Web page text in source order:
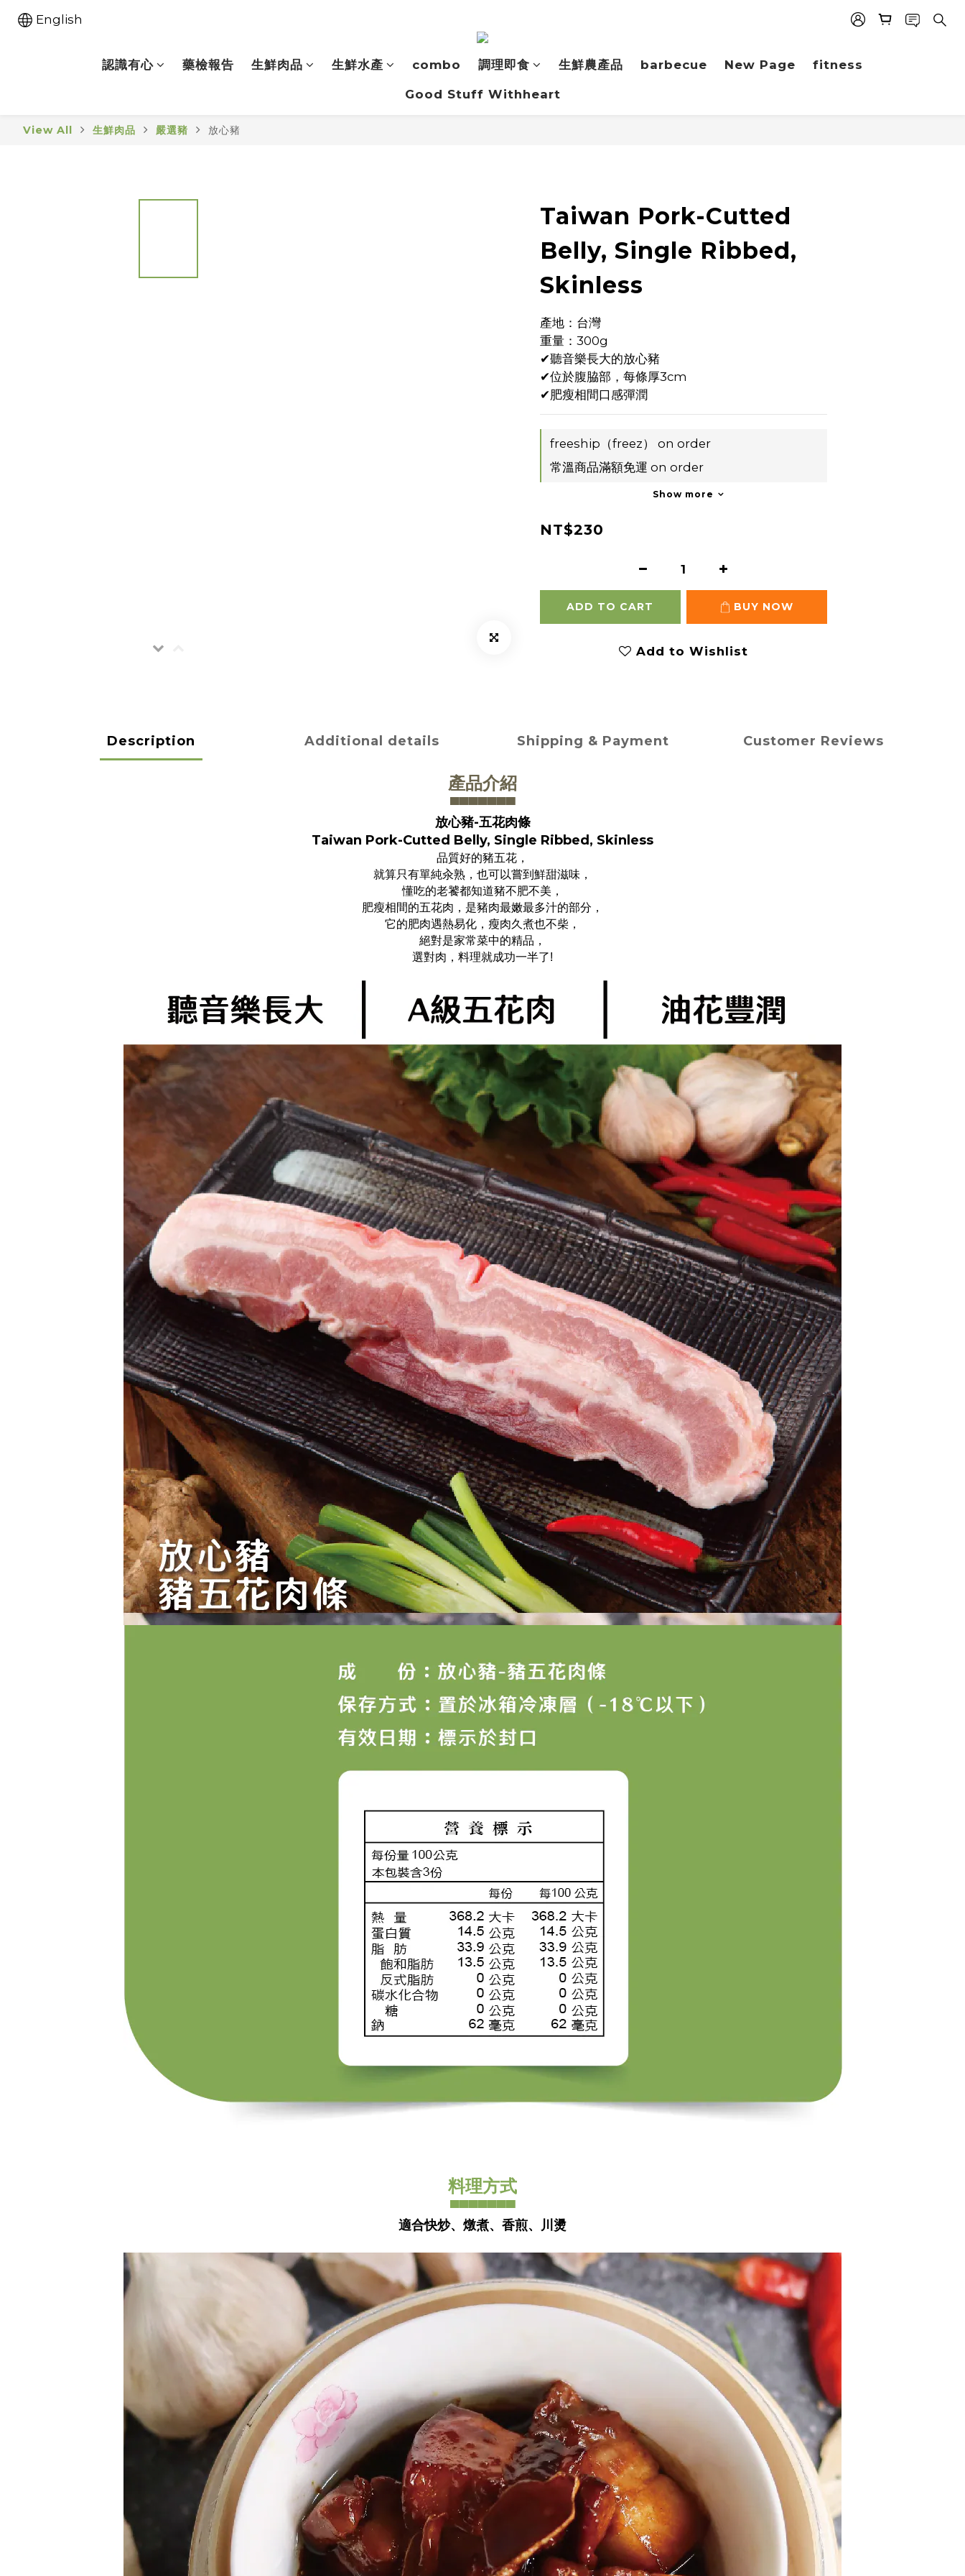
English
認識有心 藥檢報告 生鮮肉品 生鮮水產 combo 調理即食 生鮮農產品 barbecue New Page fitness
Good Stuff Withheart
View All 生鮮肉品 嚴選豬 放心豬
Taiwan Pork-Cutted
Belly, Single Ribbed,
Skinless
產地：台灣
重量：300g
✔聽音樂長大的放心豬
✔位於腹脇部，每條厚3cm
✔肥瘦相間口感彈潤
freeship（freez） on order
常溫商品滿額免運 on order
Show more
NT$230
ADD TO CART BUY NOW
Add to Wishlist
Description Additional details Shipping & Payment Customer Reviews
產品介紹
▀▀▀▀▀▀▀
放心豬-五花肉條
Taiwan Pork-Cutted Belly, Single Ribbed, Skinless
品質好的豬五花，
就算只有單純汆熟，也可以嘗到鮮甜滋味，
懂吃的老饕都知道豬不肥不美，
肥瘦相間的五花肉，是豬肉最嫩最多汁的部分，
它的肥肉遇熱易化，瘦肉久煮也不柴，
絕對是家常菜中的精品，
選對肉，料理就成功一半了!
料理方式
▀▀▀▀▀▀▀
適合快炒、燉煮、香煎、川燙